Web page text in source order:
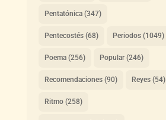
Pentatónica(347)
Pentecostés(68) Periodos(1049)
Poema(256) Popular(246)
Recomendaciones(90) Reyes(54)
Ritmo(258)